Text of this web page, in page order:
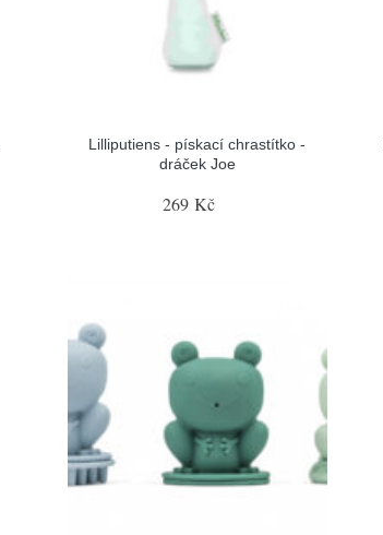
Lilliputiens - pískací chrastítko -
dráček Joe
269 Kč